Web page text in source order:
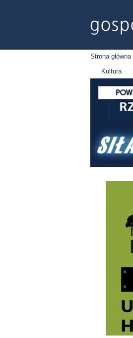
Strona główna
Kultura